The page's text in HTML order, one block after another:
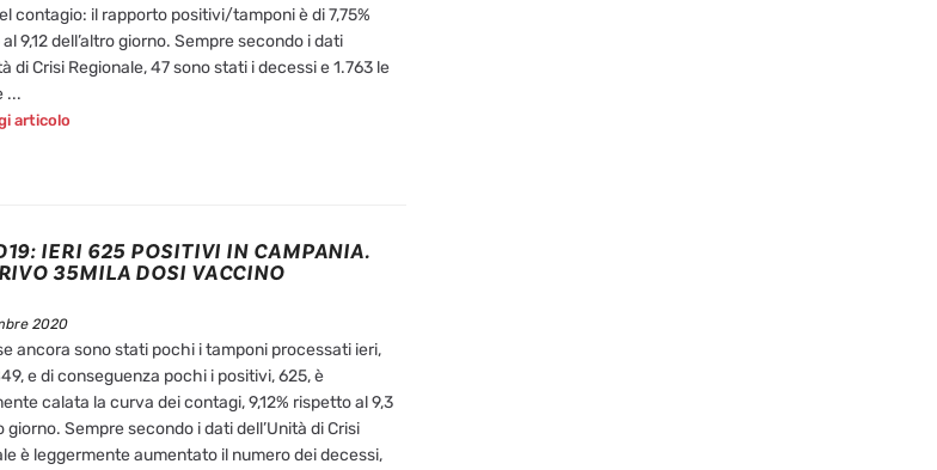
contagio: il rapporto positivi/tamponi è di 7,75%
9,12 dell’altro giorno. Sempre secondo i dati
di Crisi Regionale, 47 sono stati i decessi e 1.763 le
...
articolo
IERI 625 POSITIVI IN CAMPANIA.
35MILA DOSI VACCINO
2020
ancora sono stati pochi i tamponi processati ieri,
e di conseguenza pochi i positivi, 625, è
calata la curva dei contagi, 9,12% rispetto al 9,3
giorno. Sempre secondo i dati dell’Unità di Crisi
è leggermente aumentato il numero dei decessi,